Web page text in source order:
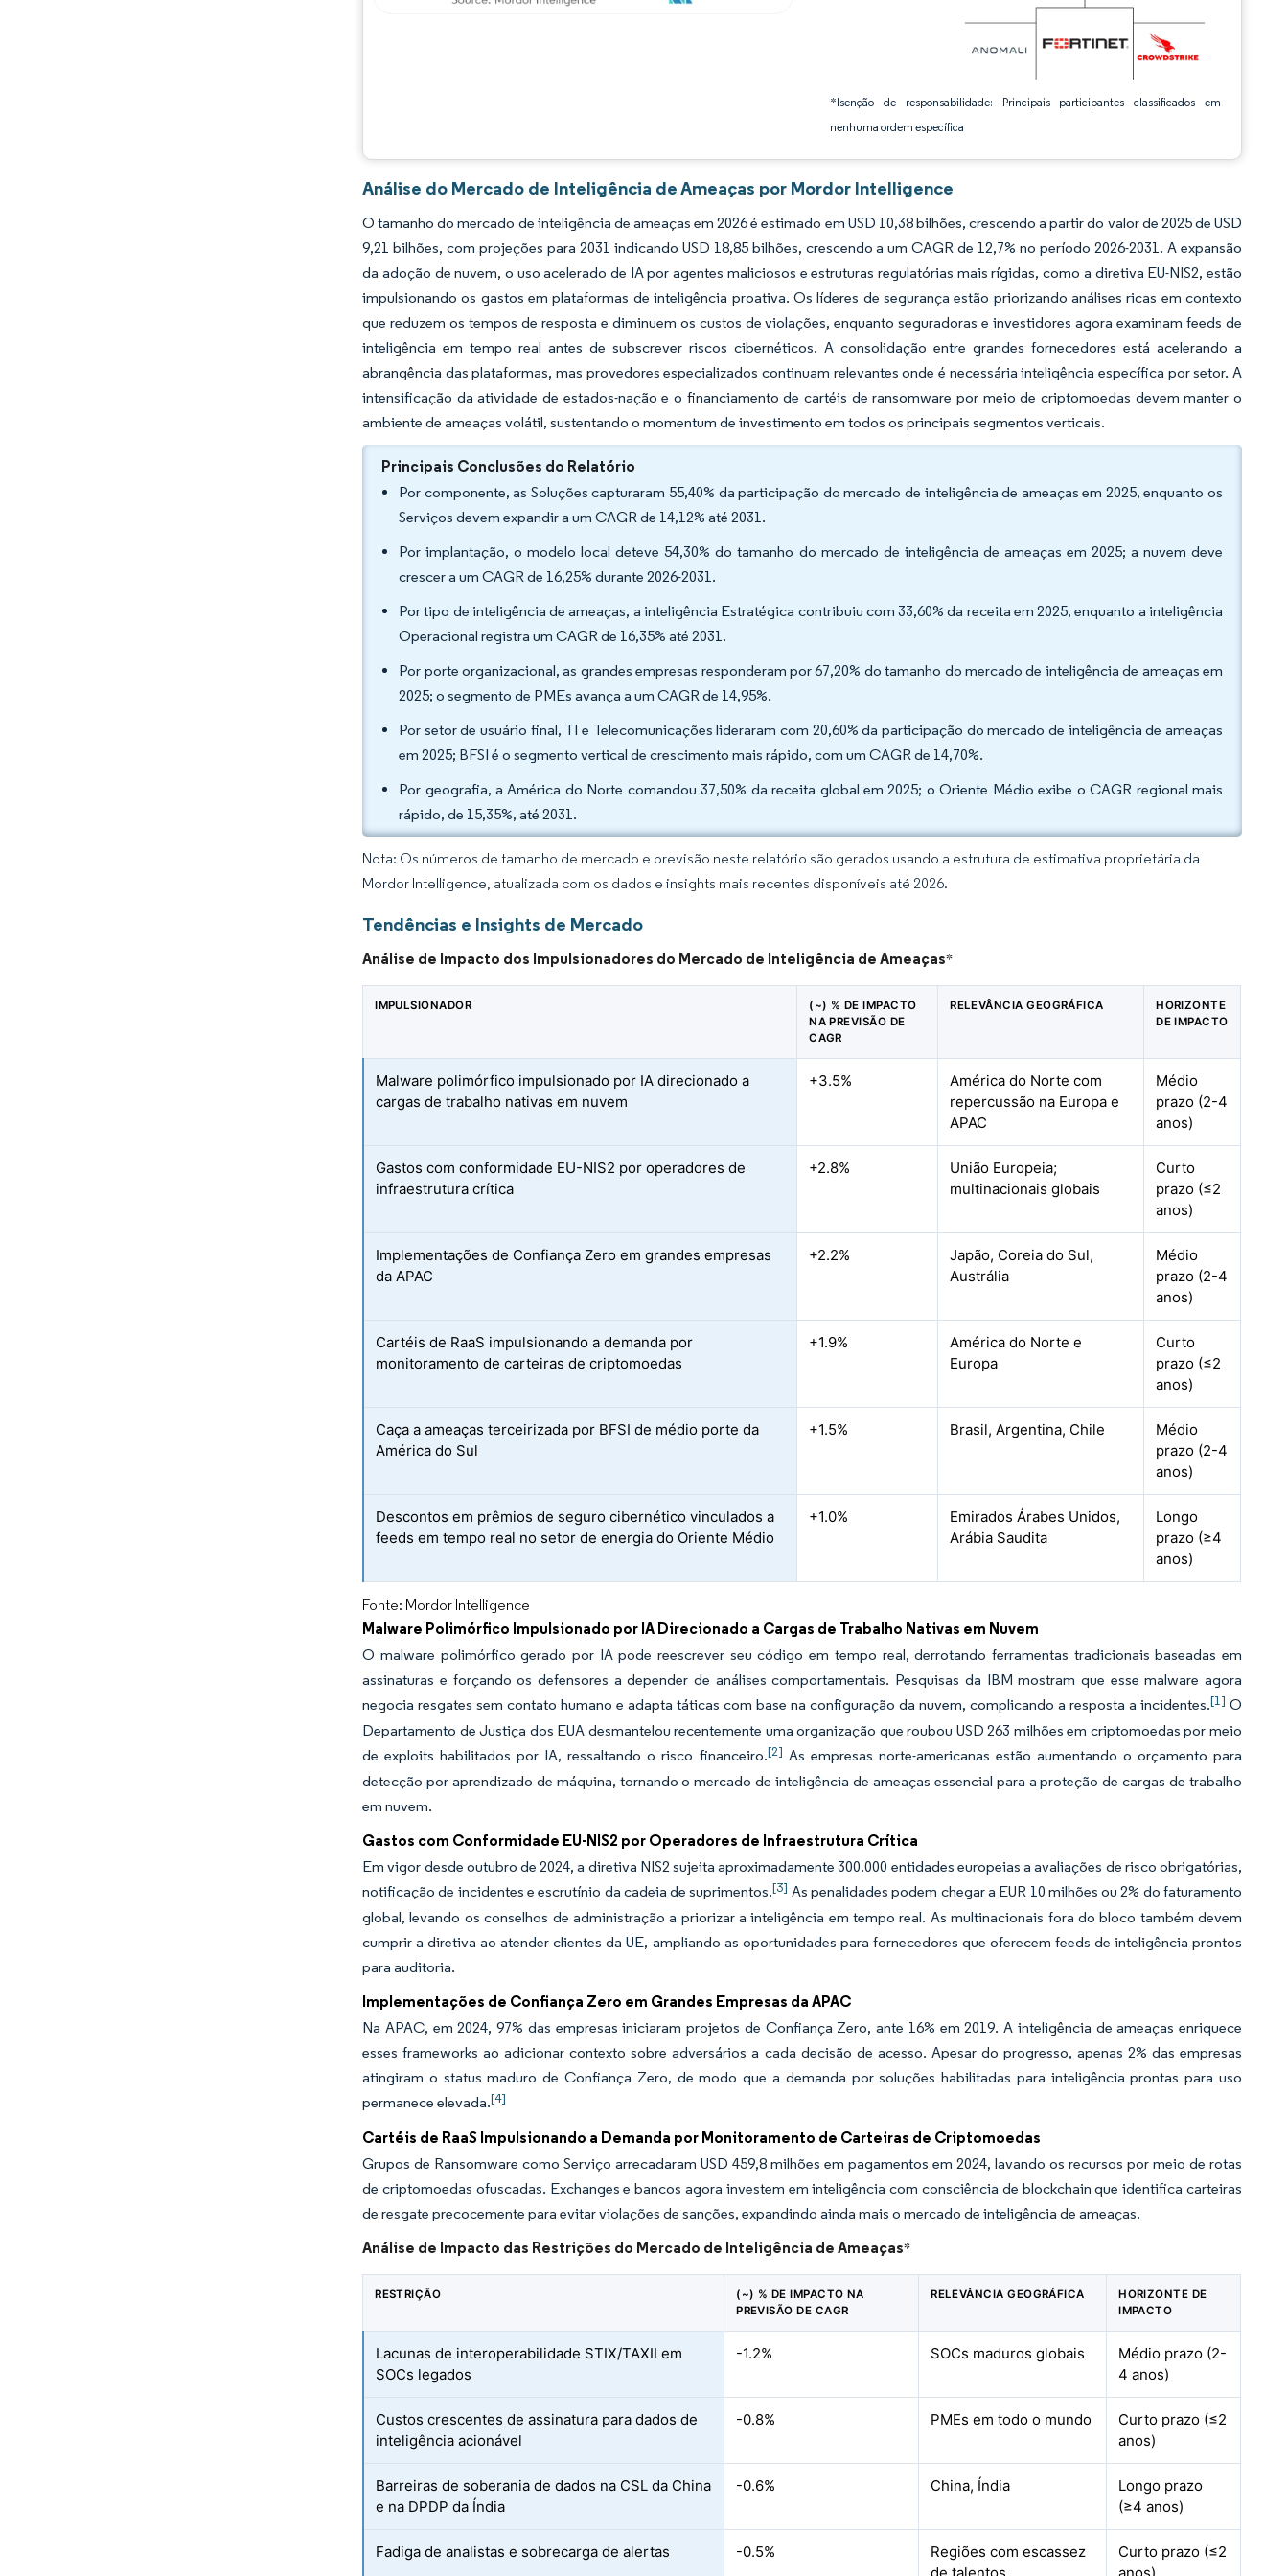
*Isenção de responsabilidade: Principais participantes classificados em
nenhuma ordem específica
Análise do Mercado de Inteligência de Ameaças por Mordor Intelligence
O tamanho do mercado de inteligência de ameaças em 2026 é estimado em USD 10,38 bilhões, crescendo a partir do valor de 2025 de USD
9,21 bilhões, com projeções para 2031 indicando USD 18,85 bilhões, crescendo a um CAGR de 12,7% no período 2026-2031. A expansão
da adoção de nuvem, o uso acelerado de IA por agentes maliciosos e estruturas regulatórias mais rígidas, como a diretiva EU-NIS2, estão
impulsionando os gastos em plataformas de inteligência proativa. Os líderes de segurança estão priorizando análises ricas em contexto
que reduzem os tempos de resposta e diminuem os custos de violações, enquanto seguradoras e investidores agora examinam feeds de
inteligência em tempo real antes de subscrever riscos cibernéticos. A consolidação entre grandes fornecedores está acelerando a
abrangência das plataformas, mas provedores especializados continuam relevantes onde é necessária inteligência específica por setor. A
intensificação da atividade de estados-nação e o financiamento de cartéis de ransomware por meio de criptomoedas devem manter o
ambiente de ameaças volátil, sustentando o momentum de investimento em todos os principais segmentos verticais.
Principais Conclusões do Relatório
Por componente, as Soluções capturaram 55,40% da participação do mercado de inteligência de ameaças em 2025, enquanto os
Serviços devem expandir a um CAGR de 14,12% até 2031.
Por implantação, o modelo local deteve 54,30% do tamanho do mercado de inteligência de ameaças em 2025; a nuvem deve
crescer a um CAGR de 16,25% durante 2026-2031.
Por tipo de inteligência de ameaças, a inteligência Estratégica contribuiu com 33,60% da receita em 2025, enquanto a inteligência
Operacional registra um CAGR de 16,35% até 2031.
Por porte organizacional, as grandes empresas responderam por 67,20% do tamanho do mercado de inteligência de ameaças em
2025; o segmento de PMEs avança a um CAGR de 14,95%.
Por setor de usuário final, TI e Telecomunicações lideraram com 20,60% da participação do mercado de inteligência de ameaças
em 2025; BFSI é o segmento vertical de crescimento mais rápido, com um CAGR de 14,70%.
Por geografia, a América do Norte comandou 37,50% da receita global em 2025; o Oriente Médio exibe o CAGR regional mais
rápido, de 15,35%, até 2031.
Nota: Os números de tamanho de mercado e previsão neste relatório são gerados usando a estrutura de estimativa proprietária da
Mordor Intelligence, atualizada com os dados e insights mais recentes disponíveis até 2026.
Tendências e Insights de Mercado
Análise de Impacto dos Impulsionadores do Mercado de Inteligência de Ameaças*
IMPULSIONADOR
(~) % DE IMPACTO
NA PREVISÃO DE
CAGR
RELEVÂNCIA GEOGRÁFICA
HORIZONTE
DE IMPACTO
Malware polimórfico impulsionado por IA direcionado a
cargas de trabalho nativas em nuvem
+3.5%
América do Norte com
repercussão na Europa e
APAC
Médio
prazo (2-4
anos)
Gastos com conformidade EU-NIS2 por operadores de
infraestrutura crítica
+2.8%
União Europeia;
multinacionais globais
Curto
prazo (≤2
anos)
Implementações de Confiança Zero em grandes empresas
da APAC
+2.2%
Japão, Coreia do Sul,
Austrália
Médio
prazo (2-4
anos)
Cartéis de RaaS impulsionando a demanda por
monitoramento de carteiras de criptomoedas
+1.9%
América do Norte e
Europa
Curto
prazo (≤2
anos)
Caça a ameaças terceirizada por BFSI de médio porte da
América do Sul
+1.5% Brasil, Argentina, Chile
Médio
prazo (2-4
anos)
Descontos em prêmios de seguro cibernético vinculados a
feeds em tempo real no setor de energia do Oriente Médio
+1.0%
Emirados Árabes Unidos,
Arábia Saudita
Longo
prazo (≥4
anos)
Fonte: Mordor Intelligence
Malware Polimórfico Impulsionado por IA Direcionado a Cargas de Trabalho Nativas em Nuvem
O malware polimórfico gerado por IA pode reescrever seu código em tempo real, derrotando ferramentas tradicionais baseadas em
assinaturas e forçando os defensores a depender de análises comportamentais. Pesquisas da IBM mostram que esse malware agora
negocia resgates sem contato humano e adapta táticas com base na configuração da nuvem, complicando a resposta a incidentes.[1] O
Departamento de Justiça dos EUA desmantelou recentemente uma organização que roubou USD 263 milhões em criptomoedas por meio
de exploits habilitados por IA, ressaltando o risco financeiro.[2] As empresas norte-americanas estão aumentando o orçamento para
detecção por aprendizado de máquina, tornando o mercado de inteligência de ameaças essencial para a proteção de cargas de trabalho
em nuvem.
Gastos com Conformidade EU-NIS2 por Operadores de Infraestrutura Crítica
Em vigor desde outubro de 2024, a diretiva NIS2 sujeita aproximadamente 300.000 entidades europeias a avaliações de risco obrigatórias,
notificação de incidentes e escrutínio da cadeia de suprimentos.[3] As penalidades podem chegar a EUR 10 milhões ou 2% do faturamento
global, levando os conselhos de administração a priorizar a inteligência em tempo real. As multinacionais fora do bloco também devem
cumprir a diretiva ao atender clientes da UE, ampliando as oportunidades para fornecedores que oferecem feeds de inteligência prontos
para auditoria.
Implementações de Confiança Zero em Grandes Empresas da APAC
Na APAC, em 2024, 97% das empresas iniciaram projetos de Confiança Zero, ante 16% em 2019. A inteligência de ameaças enriquece
esses frameworks ao adicionar contexto sobre adversários a cada decisão de acesso. Apesar do progresso, apenas 2% das empresas
atingiram o status maduro de Confiança Zero, de modo que a demanda por soluções habilitadas para inteligência prontas para uso
permanece elevada.[4]
Cartéis de RaaS Impulsionando a Demanda por Monitoramento de Carteiras de Criptomoedas
Grupos de Ransomware como Serviço arrecadaram USD 459,8 milhões em pagamentos em 2024, lavando os recursos por meio de rotas
de criptomoedas ofuscadas. Exchanges e bancos agora investem em inteligência com consciência de blockchain que identifica carteiras
de resgate precocemente para evitar violações de sanções, expandindo ainda mais o mercado de inteligência de ameaças.
Análise de Impacto das Restrições do Mercado de Inteligência de Ameaças*
RESTRIÇÃO
(~) % DE IMPACTO NA
PREVISÃO DE CAGR
RELEVÂNCIA GEOGRÁFICA
HORIZONTE DE
IMPACTO
Lacunas de interoperabilidade STIX/TAXII em
SOCs legados
-1.2% SOCs maduros globais
Médio prazo (2-
4 anos)
Custos crescentes de assinatura para dados de
inteligência acionável
-0.8% PMEs em todo o mundo
Curto prazo (≤2
anos)
Barreiras de soberania de dados na CSL da China
e na DPDP da Índia
-0.6% China, Índia
Longo prazo
(≥4 anos)
Fadiga de analistas e sobrecarga de alertas -0.5%
Regiões com escassez
Curto prazo (≤2